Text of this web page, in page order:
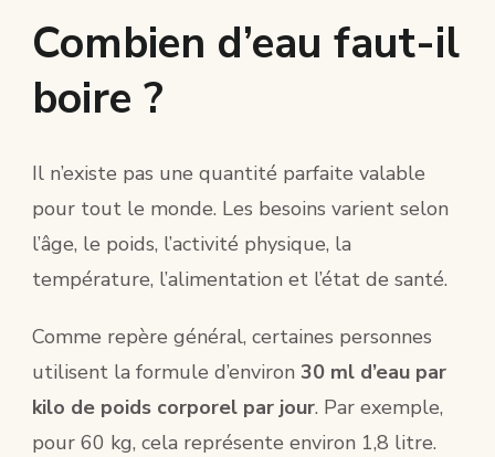
Combien d’eau faut-il
boire ?
Il n’existe pas une quantité parfaite valable
pour tout le monde. Les besoins varient selon
l’âge, le poids, l’activité physique, la
température, l’alimentation et l’état de santé.
Comme repère général, certaines personnes
utilisent la formule d’environ 30 ml d’eau par
kilo de poids corporel par jour. Par exemple,
pour 60 kg, cela représente environ 1,8 litre.